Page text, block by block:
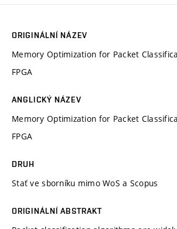
ORIGINÁLNÍ NÁZEV
Memory Optimization for Packet
FPGA
ANGLICKÝ NÁZEV
Memory Optimization for Packet
FPGA
DRUH
Stať ve sborníku mimo WoS a Scopus
ORIGINÁLNÍ ABSTRAKT